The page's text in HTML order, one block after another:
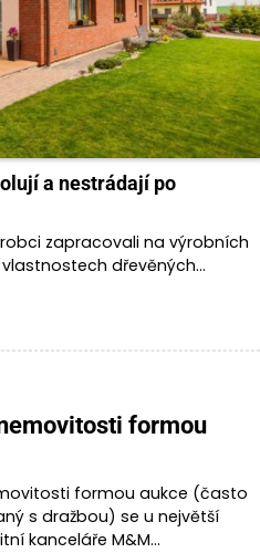
a nestrádají po
zapracovali na výrobních
dřevěných…
formou
formou aukce (často
s dražbou) se u největší
kanceláře M&M…